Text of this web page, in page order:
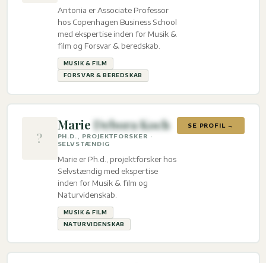
Antonia er Associate Professor
hos Copenhagen Business School
med ekspertise inden for Musik &
film og Forsvar & beredskab.
MUSIK & FILM
FORSVAR & BEREDSKAB
?
MarieDebora Koch
PH.D., PROJEKTFORSKER ·
SELVSTÆNDIG
Marie er Ph.d., projektforsker hos
Selvstændig med ekspertise
inden for Musik & film og
Naturvidenskab.
MUSIK & FILM
NATURVIDENSKAB
SE PROFIL →